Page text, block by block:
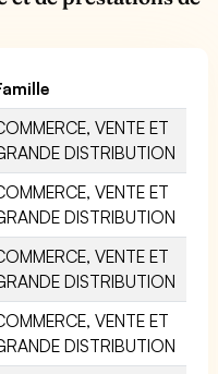
VENTE ET
DISTRIBUTION
VENTE ET
DISTRIBUTION
VENTE ET
DISTRIBUTION
VENTE ET
DISTRIBUTION